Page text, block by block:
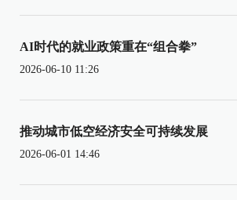
AI时代的就业政策重在“组合拳”
2026-06-10 11:26
推动城市低空经济安全可持续发展
2026-06-01 14:46